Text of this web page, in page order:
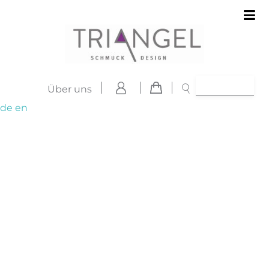
Über uns
de en